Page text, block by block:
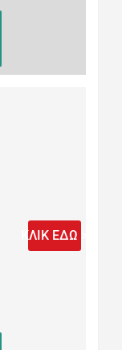
ΚΛΙΚ ΕΔΩ >